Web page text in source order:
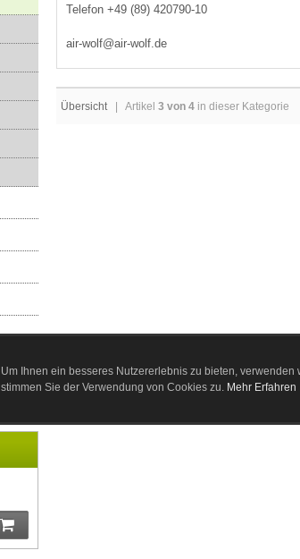
Um Ihnen ein besseres Nutzererlebnis zu bieten,
stimmen Sie der Verwendung von Cookies zu. Mehr Erfahren
Telefon +49 (89) 420790-10
air-wolf@air-wolf.de
Übersicht| Artikel 3 von 4 in dieser Kategorie